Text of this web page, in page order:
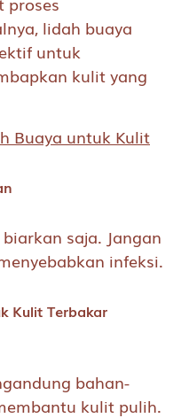
lidah buaya
untuk
kulit yang
Buaya untuk Kulit
saja. Jangan
infeksi.
Kulit Terbakar
bahan-
kulit pulih.